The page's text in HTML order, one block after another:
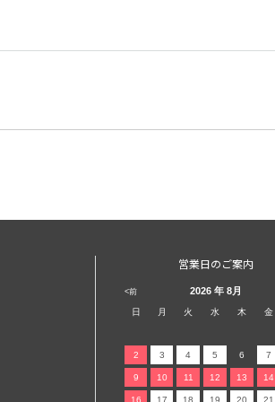
営業日のご案内
<前 2026 年 8月
日 月 火 水 木 金
2 3 4 5 6 7
9 10 11 12 13 14
16 17 18 19 20 21